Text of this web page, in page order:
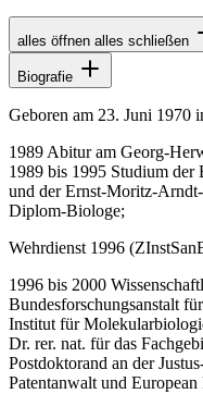
alles öffnen alles schließen
Biografie
Geboren am 23. Juni 1970
1989 Abitur am Georg-
1989 bis 1995 Studium
und der Ernst-Moritz-
Diplom-Biologe;
Wehrdienst 1996
1996 bis 2000
Bundesforschungsanstalt
Institut für
Dr. rer. nat. für das
Postdoktorand an der
Patentanwalt und